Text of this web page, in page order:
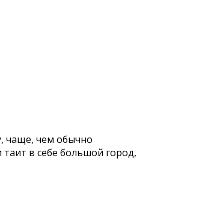
чаще, чем обычно
в себе большой город,